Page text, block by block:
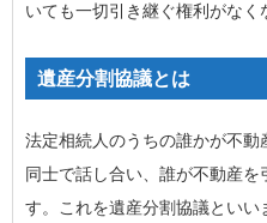
いても一切引き継ぐ権利がなく
遺産分割協議とは
法定相続人のうちの誰かが不動
同士で話し合い、誰が不動産
す。これを遺産分割協議といい